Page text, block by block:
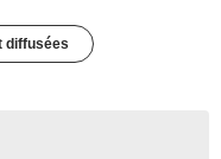
diffusées